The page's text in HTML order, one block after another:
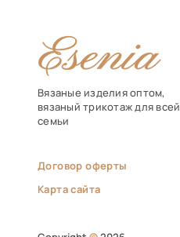
Вязаные изделия оптом,
вязаный трикотаж для всей
семьи
Договор оферты
Карта сайта